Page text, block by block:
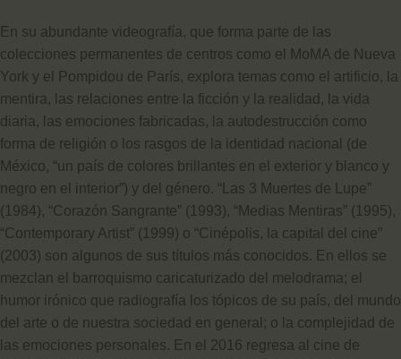
En su abundante videografía, que forma parte de las
colecciones permanentes de centros como el MoMA de Nueva
York y el Pompidou de París, explora temas como el artificio, la
mentira, las relaciones entre la ficción y la realidad, la vida
diaria, las emociones fabricadas, la autodestrucción como
forma de religión o los rasgos de la identidad nacional (de
México, “un país de colores brillantes en el exterior y blanco y
negro en el interior”) y del género. “Las 3 Muertes de Lupe”
(1984), “Corazón Sangrante” (1993), “Medias Mentiras” (1995),
“Contemporary Artist” (1999) o “Cinépolis, la capital del cine”
(2003) son algunos de sus títulos más conocidos. En ellos se
mezclan el barroquismo caricaturizado del melodrama; el
humor irónico que radiografía los tópicos de su país, del mundo
del arte o de nuestra sociedad en general; o la complejidad de
las emociones personales. En el 2016 regresa al cine de